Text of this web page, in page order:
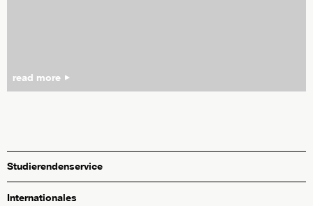
read more
Studierendenservice
Internationales